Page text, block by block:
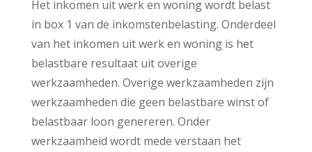
Het inkomen uit werk en woning wordt belast
in box 1 van de inkomstenbelasting. Onderdeel
van het inkomen uit werk en woning is het
belastbare resultaat uit overige
werkzaamheden. Overige werkzaamheden zijn
werkzaamheden die geen belastbare winst of
belastbaar loon genereren. Onder
werkzaamheid wordt mede verstaan het